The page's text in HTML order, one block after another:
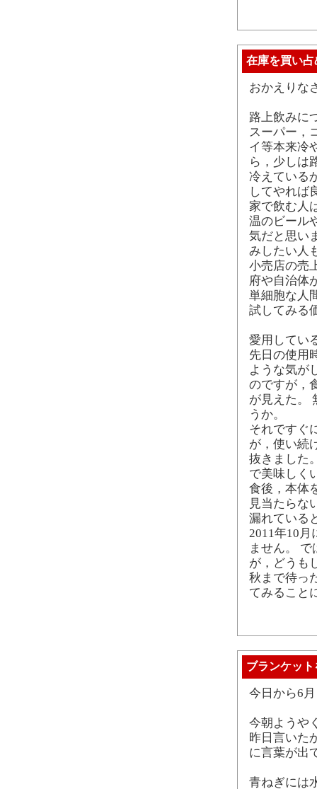
在庫を買い占
おかえりな
路上飲みに
スーパー，
イ等本来冷
ら，少しは
冷えている
してやれば
家で飲む人
温のビール
気だと思い
みしたい人
小売店の売
府や自治体
単細胞な人
試してみる
愛用してい
先日の使用
ような気が
のですが，
が見えた。
うか。
それですぐ
が，使い続
抜きました
で美味しく
食後，本体
見当たらな
漏れている
2011年10月
ません。
が，どうも
秋まで待っ
てみること
ブランケッ
今日から6
今朝ようや
昨日言いた
に言葉が出
青ねぎには